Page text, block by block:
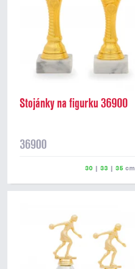
Stojánky na figurku 36900
36900
30 | 33 | 35 cm